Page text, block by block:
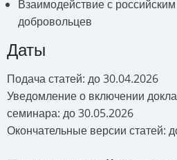
Взаимодействие с
добровольцев
Даты
Подача статей: до 30.04.2026
Уведомление о включении
семинара: до 30.05.2026
Окончательные версии статей: